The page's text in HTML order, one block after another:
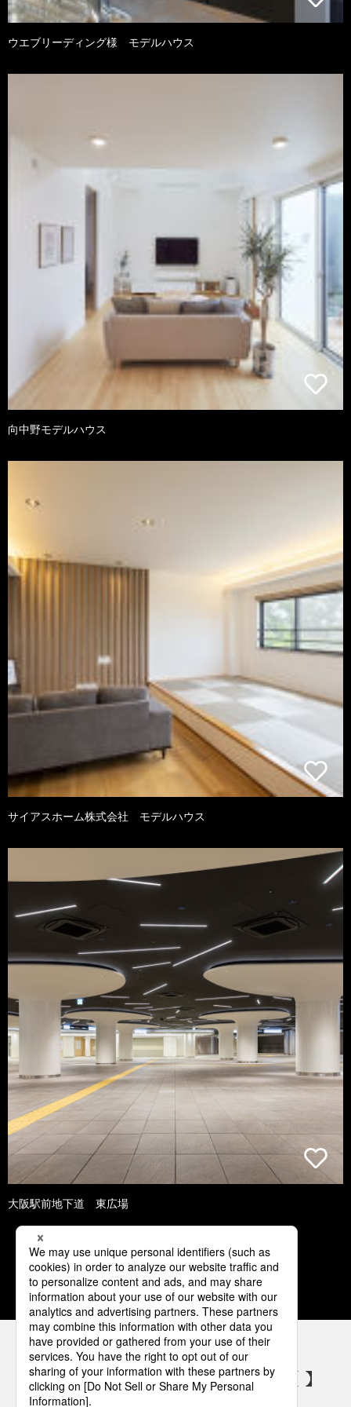
ウエブリーディング様 モデルハウス
向中野モデルハウス
サイアスホーム株式会社 モデルハウス
大阪駅前地下道 東広場
1 2 3 4 5
パナソニックの電気設備 SNSアカウント